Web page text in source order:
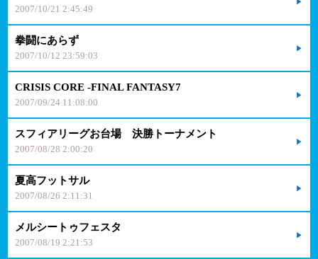
2007/10/21 2:45:49
拳闘にあらず
2007/10/12 23:59:03
CRISIS CORE -FINAL FANTASY7
2007/09/24 11:08:00
スフィアリーグお台場 決勝トーナメント
2007/08/28 2:00:20
夏高フットサル
2007/08/26 2:11:31
メルシートゥフェスタ
2007/08/19 2:21:53